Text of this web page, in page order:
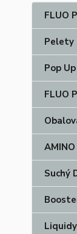
FLUO
Pelety
Pop
FLUO
Suchý
Liquidy